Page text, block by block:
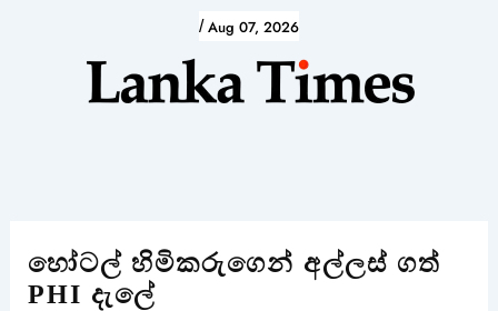
/ Aug 07, 2026
හෝටල් හිමිකරුගෙන් අල්ලස් ගත්
PHI දැලේ